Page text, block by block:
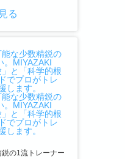
る
の1流トレーナー